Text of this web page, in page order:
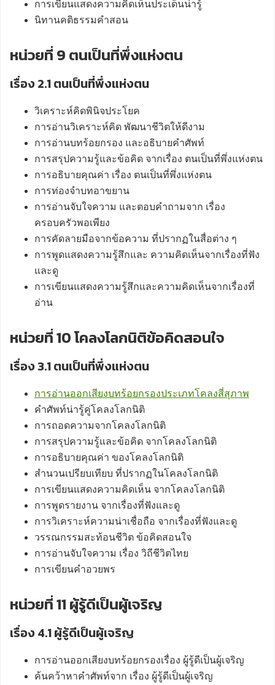
การเขียนแสดงความคิดเห็นประเด็นน่ารู้
นิทานคติธรรมคำสอน
หน่วยที่ 9 ตนเป็นที่พึ่งแห่งตน
เรื่อง 2.1 ตนเป็นที่พึ่งแห่งตน
วิเคราะห์คิดพินิจประโยค
การอ่านวิเคราะห์คิด พัฒนาชีวิตให้ดีงาม
การอ่านบทร้อยกรอง และอธิบายคำศัพท์
การสรุปความรู้และข้อคิด จากเรื่อง ตนเป็นที่พึ่งแห่งตน
การอธิบายคุณค่า เรื่อง ตนเป็นที่พึ่งแห่งตน
การท่องจำบทอาขยาน
การอ่านจับใจความ และตอบคำถามจาก เรื่อง
ครอบครัวพอเพียง
การคัดลายมือจากข้อความ ที่ปรากฏในสื่อต่าง ๆ
การพูดแสดงความรู้สึกและ ความคิดเห็นจากเรื่องที่ฟัง
และดู
การเขียนแสดงความรู้สึกและความคิดเห็นจากเรื่องที่
อ่าน
หน่วยที่ 10 โคลงโลกนิติข้อคิดสอนใจ
เรื่อง 3.1 ตนเป็นที่พึ่งแห่งตน
การอ่านออกเสียงบทร้อยกรองประเภทโคลงสี่สุภาพ
คำศัพท์น่ารู้คู่โคลงโลกนิติ
การถอดความจากโคลงโลกนิติ
การสรุปความรู้และข้อคิด จากโคลงโลกนิติ
การอธิบายคุณค่า ของโคลงโลกนิติ
สำนวนเปรียบเทียบ ที่ปรากฏในโคลงโลกนิติ
การเขียนแสดงความคิดเห็น จากโคลงโลกนิติ
การพูดรายงาน จากเรื่องที่ฟังและดู
การวิเคราะห์ความน่าเชื่อถือ จากเรื่องที่ฟังและดู
วรรณกรรมสะท้อนชีวิต ข้อคิดสอนใจ
การอ่านจับใจความ เรื่อง วิถีชีวิตไทย
การเขียนคำอวยพร
หน่วยที่ 11 ผู้รู้ดีเป็นผู้เจริญ
เรื่อง 4.1 ผู้รู้ดีเป็นผู้เจริญ
การอ่านออกเสียงบทร้อยกรองเรื่อง ผู้รู้ดีเป็นผู้เจริญ
ค้นคว้าหาคำศัพท์จาก เรื่อง ผู้รู้ดีเป็นผู้เจริญ